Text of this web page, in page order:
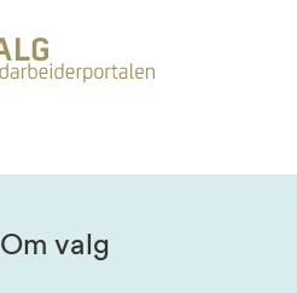
Om valg